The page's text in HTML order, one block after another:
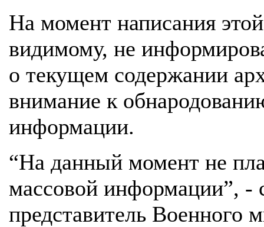
На момент написания
видимому, не
о текущем содержании
внимание к
информации.
“На данный момент не
массовой информации”, -
представитель Военного